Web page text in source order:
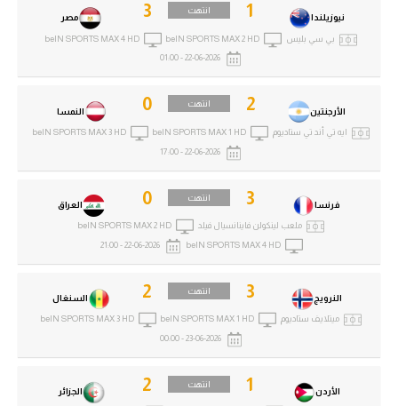
الأردن 1 انتهت
الجزائر 2
النرويج 3 انتهت
السنغال 2
ميتلايف ستاديوم beIN SPORTS MAX 1 HD
beIN SPORTS MAX 3 HD
23-06-2026 - 00:00
فرنسا 3 انتهت
العراق 0
ملعب لينكولن فاينانسيال فيلد
beIN SPORTS MAX 2 HD
beIN SPORTS MAX 4 HD
22-06-2026 - 21:00
الأرجنتين 2 انتهت
النمسا 0
ايه تي أند تي ستاديوم beIN SPORTS MAX 1 HD
beIN SPORTS MAX 3 HD
22-06-2026 - 17:00
نيوزيلندا 1 انتهت
مصر 3
بي سي بليس beIN SPORTS MAX 2 HD
beIN SPORTS MAX 4 HD
22-06-2026 - 01:00